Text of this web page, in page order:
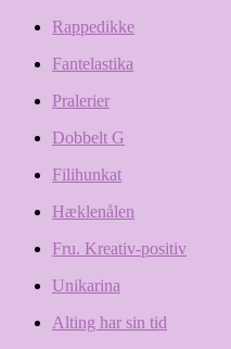
Rappedikke
Fantelastika
Pralerier
Dobbelt G
Filihunkat
Hæklenålen
Fru. Kreativ-positiv
Unikarina
Alting har sin tid